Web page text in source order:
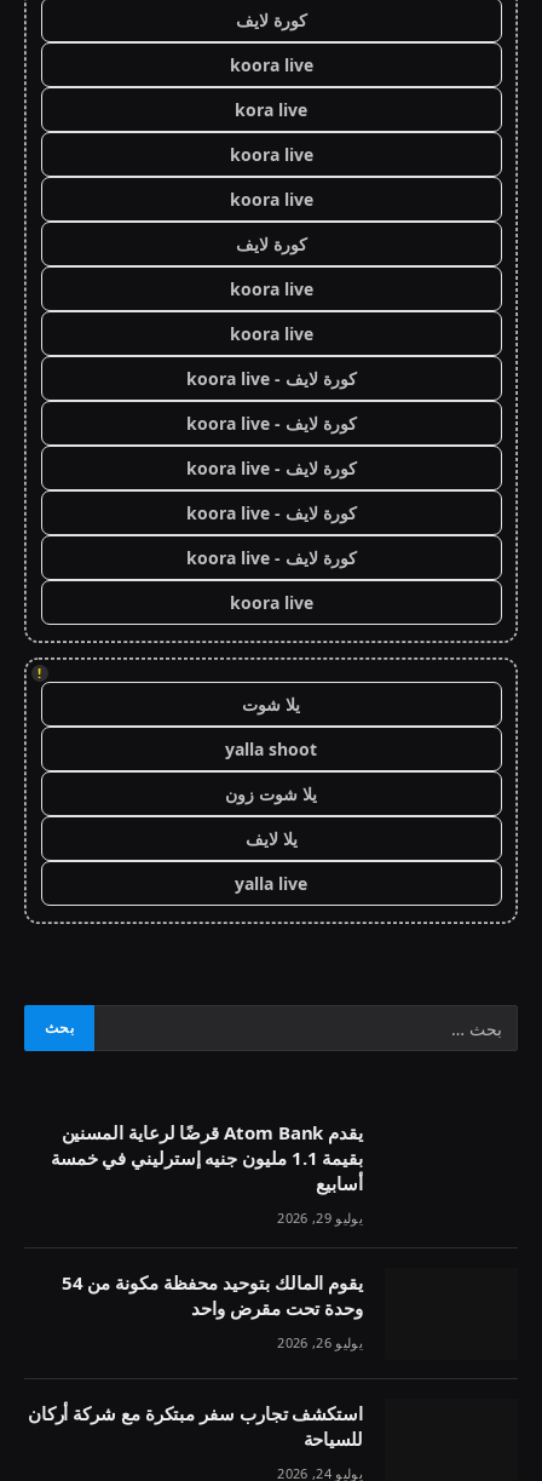
كورة لايف
koora live
kora live
koora live
koora live
كورة لايف
koora live
koora live
كورة لايف - koora live
كورة لايف - koora live
كورة لايف - koora live
كورة لايف - koora live
كورة لايف - koora live
koora live
!
يلا شوت
yalla shoot
يلا شوت زون
يلا لايف
yalla live
يقدم Atom Bank قرضًا لرعاية المسنين
بقيمة 1.1 مليون جنيه إسترليني في خمسة
أسابيع
يوليو 29, 2026
يقوم المالك بتوحيد محفظة مكونة من 54
وحدة تحت مقرض واحد
يوليو 26, 2026
استكشف تجارب سفر مبتكرة مع شركة أركان
للسياحة
يوليو 24, 2026